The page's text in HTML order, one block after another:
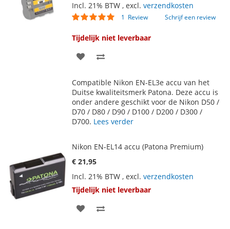
Incl. 21% BTW , excl. verzendkosten
Waardering:
1 Review Schrijf een review
Tijdelijk niet leverbaar
VOEG
AAN
VERLANGLIJST
TE
VERGELIJKEN
Compatible Nikon EN-EL3e accu van het
Duitse kwaliteitsmerk Patona. Deze accu is
onder andere geschikt voor de Nikon D50 /
D70 / D80 / D90 / D100 / D200 / D300 /
D700. Lees verder
Nikon EN-EL14 accu (Patona Premium)
€ 21,95
Incl. 21% BTW , excl. verzendkosten
Tijdelijk niet leverbaar
VOEG